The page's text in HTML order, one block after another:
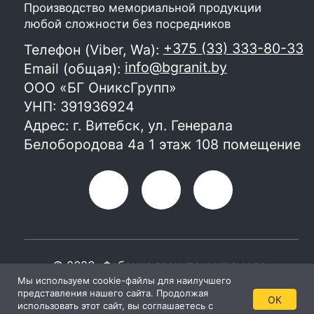
Мы используем cookie-файлы для наилучшего
представления нашего сайта. Продолжая
использовать этот сайт, вы соглашаетесь с
ОК